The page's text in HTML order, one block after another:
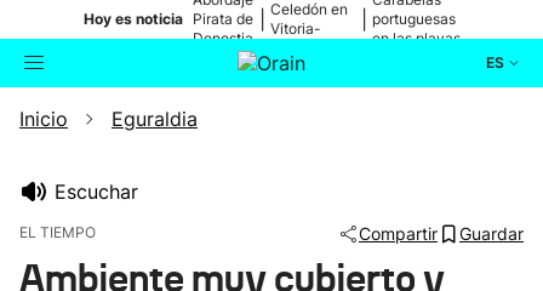
Hoy es noticia Pirata de
Donostia
Celedón en
Vitoria-
portuguesas
en las playas
ES
Buscador
Inicio Eguraldia
Escuchar
EL TIEMPO Compartir Guardar
Ambiente muy cubierto y